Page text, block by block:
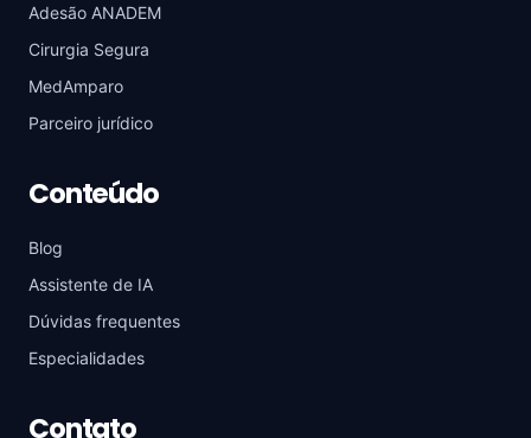
Adesão ANADEM
Cirurgia Segura
MedAmparo
Parceiro jurídico
Conteúdo
Blog
Assistente de IA
Dúvidas frequentes
Especialidades
Contato